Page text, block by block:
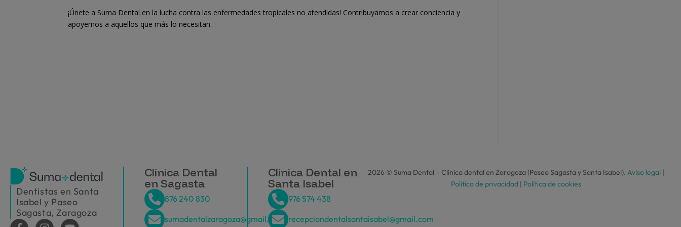
¡Únete a Suma Dental en la lucha contra las enfermedades tropicales no atendidas! Contribuyamos a crear conciencia y
apoyemos a aquellos que más lo necesitan.
Dentistas en Santa
Isabel y Paseo
Sagasta, Zaragoza
Clínica Dental
en Sagasta
876 240 830
sumadentalzaragoza@gmail.com
Clínica Dental en
Santa Isabel
976 574 438
recepciondentalsantaisabel@gmail.com
2026 © Suma Dental – Clínica dental en Zaragoza (Paseo Sagasta y Santa Isabel). Aviso legal |
Política de privacidad| Política de cookies